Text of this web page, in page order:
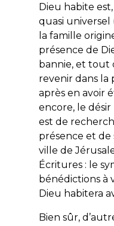
Dieu habite
quasi universel
la famille
présence de
bannie, et tout
revenir dans la
après en avoir
encore, le
est de
présence et de
ville de
Écritures : le
bénédictions à
Dieu habitera
Bien sûr,